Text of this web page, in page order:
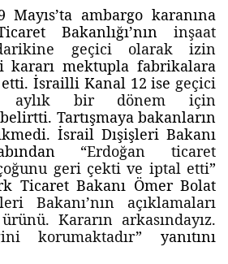
Mayıs’ta ambargo karanına
Bakanlığı’nın inşaat
geçici olarak izin
kararı mektupla fabrikalara
İsrailli Kanal 12 ise geçici
aylık bir dönem için
Tartışmaya bakanların
İsrail Dışişleri Bakanı
“Erdoğan ticaret
çoğunu geri çekti ve iptal etti”
Ticaret Bakanı Ömer Bolat
Bakanı’nın açıklamaları
Kararın arkasındayız.
korumaktadır” yanıtını